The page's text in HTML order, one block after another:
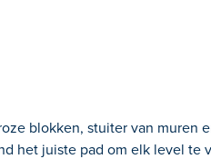
blokken, stuiter van muren
het juiste pad om elk level te